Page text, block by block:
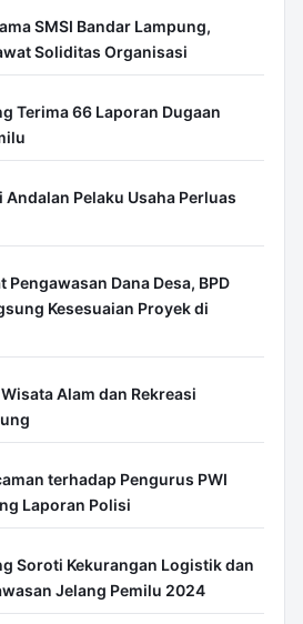
SMSI Bandar Lampung,
Soliditas Organisasi
Terima 66 Laporan Dugaan
Andalan Pelaku Usaha Perluas
Pengawasan Dana Desa, BPD
Kesesuaian Proyek di
Alam dan Rekreasi
terhadap Pengurus PWI
Laporan Polisi
Soroti Kekurangan Logistik dan
Jelang Pemilu 2024